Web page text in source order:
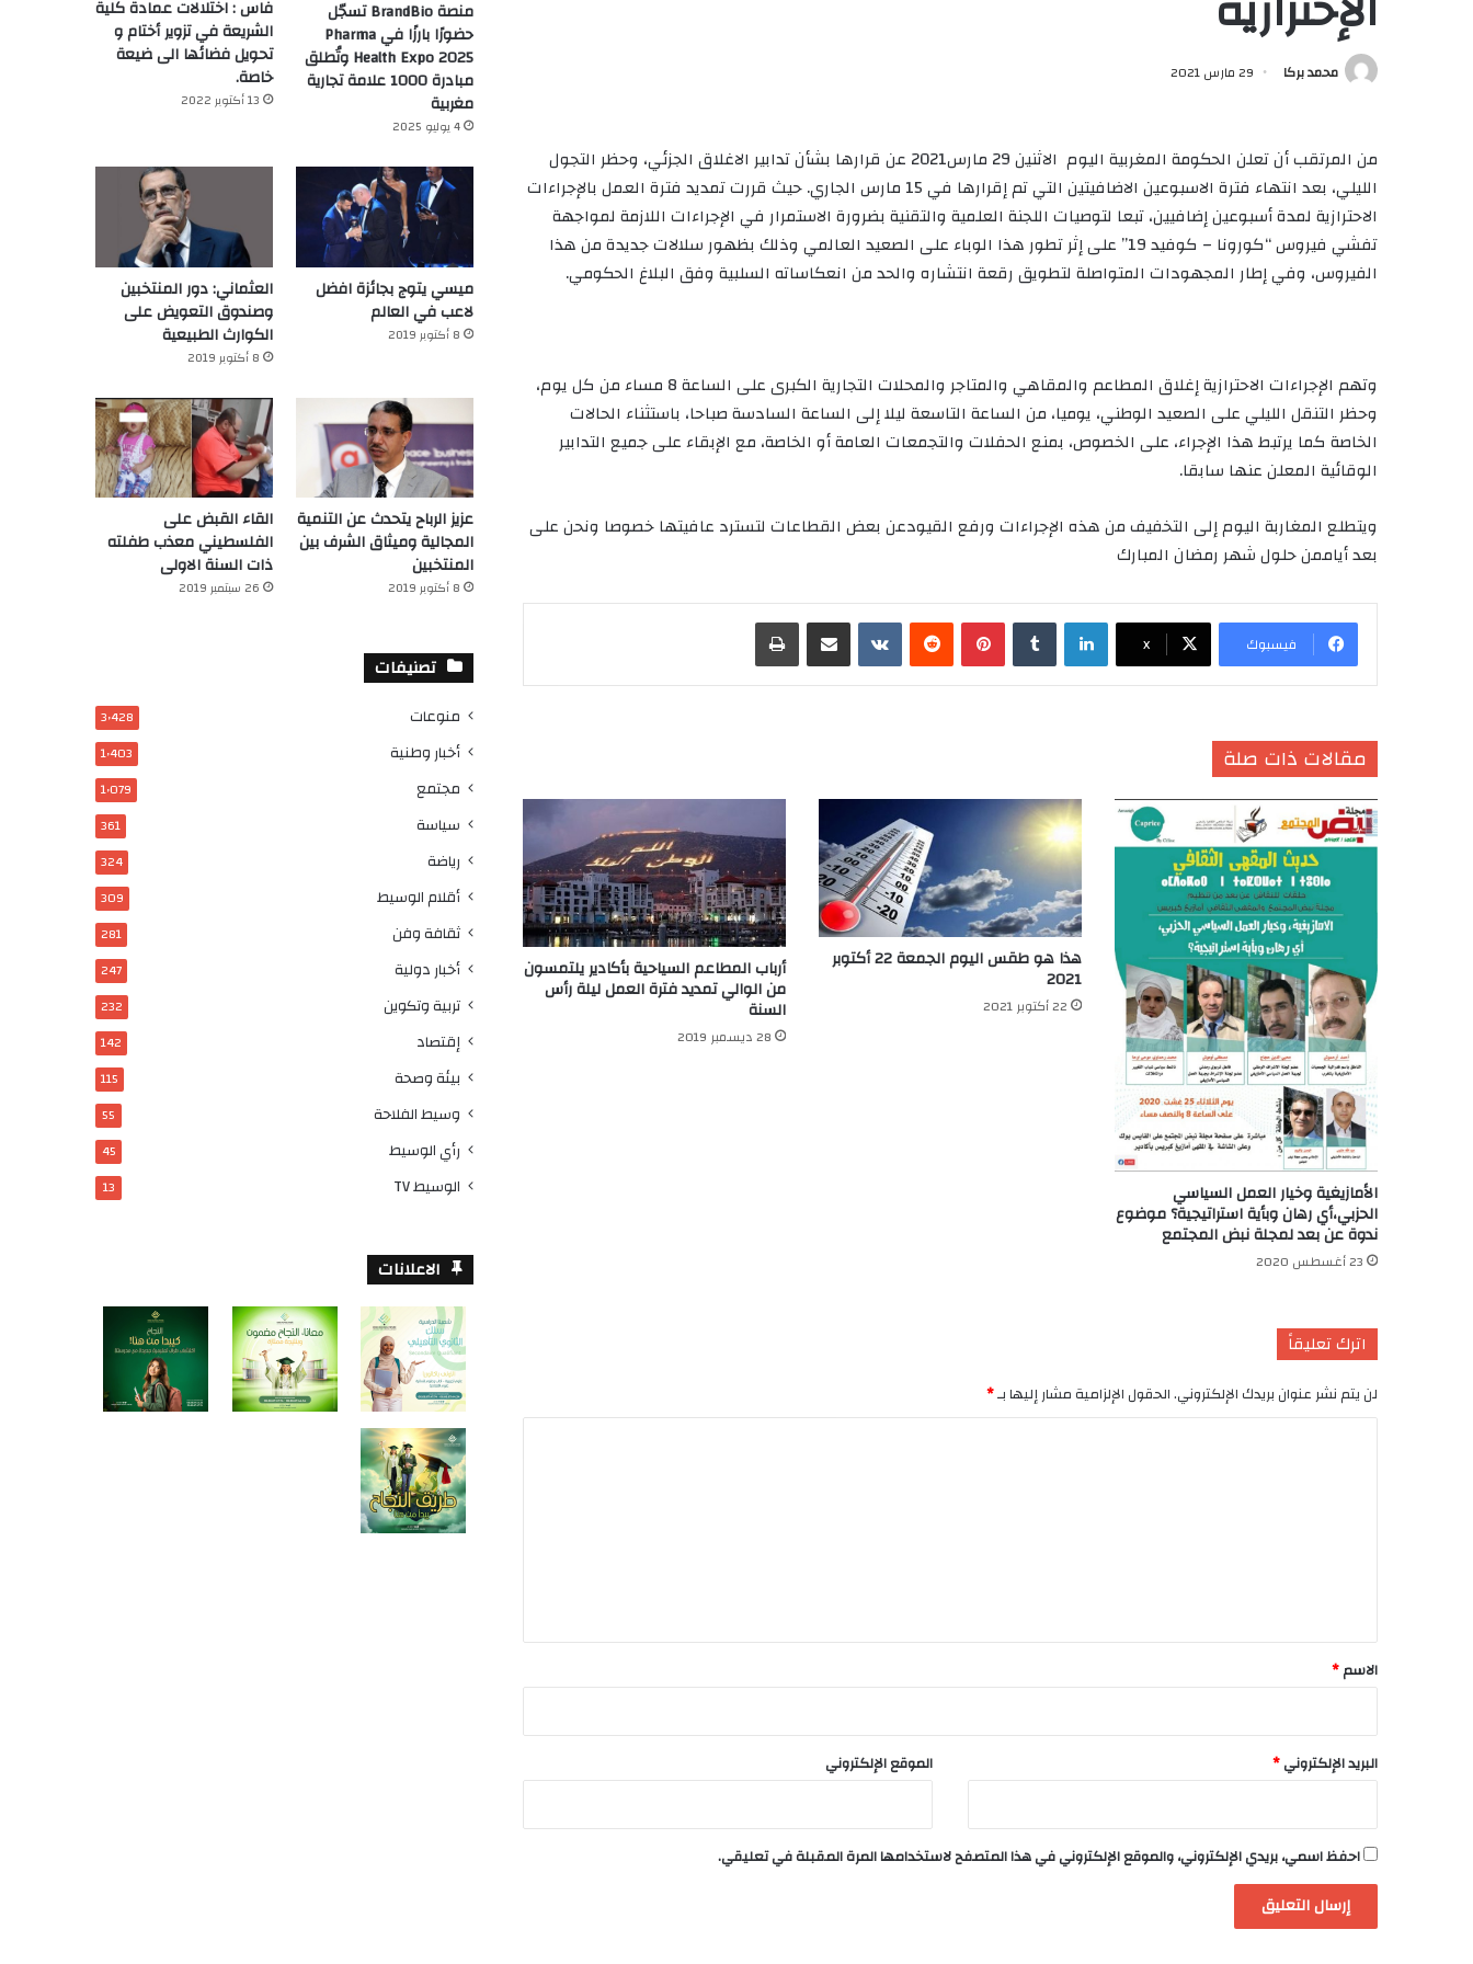
محمد بركا 29 مارس 2021
من المرتقب أن تعلن الحكومة المغربية اليوم الاثنين 29 مارس2021 عن قرارها بشأن تدابير الاغلاق الجزئي، وحظر التجول
الليلي، بعد انتهاء فترة الاسبوعين الاضافيتين التي تم إقرارها في 15 مارس الجاري. حيث قررت ت
مديد فترة العمل بالإجراءات
الاحترازية لمدة أسبوعين إضافيين، تبعا لتوصيات اللجنة العلمية والتقنية بضرورة الاستمرار في الإجراءات اللازمة لمواجهة
تفشي فيروس “كورونا – كوفيد 19” على إثر تطور هذا الوباء على الصعيد العالمي وذلك بظهور سلالات جديدة من هذا
الفيروس، وفي إطار المجهودات المتواصلة لتطويق رقعة انتشاره والحد من انعكاساته السلبية وفق البلاغ الحكومي.
وتهم الإجراءات الاحترازية إغلاق المطاعم والمقاهي والمتاجر والمحلات التجارية الكبرى على الساعة 8 مساء من كل يوم،
وحظر التنقل الليلي على الصعيد الوطني، يوميا، من الساعة التاسعة ليلا إلى الساعة السادسة صباحا، باستثناء الحالات
الخاصة كما يرتبط هذا الإجراء، على الخصوص، بمنع الحفلات والتجمعات العامة أو الخاصة، مع الإبقاء على جميع التدابير
الوقائية المعلن عنها سابقا.
ويتطلع المغاربة اليوم إلى التخفيف من هذه الإجراءات ورفع القيودعن بعض القطاعات لتسترد عافيتها خصوصا ونحن على
بعد أياممن حلول شهر رمضان المبارك
فيسبوك X
لينكدإن بينتيريست
مقالات ذات صلة
الأمازيغية وخيار العمل السياسي
الحزبي،أي رهان وبأية استراتيجية؟ موضوع
ندوة عن بعد لمجلة نبض المجتمع
23 أغسطس 2020
هذا هو طقس اليوم الجمعة 22 أكتوبر
2021
22 أكتوبر 2021
أرباب المطاعم السياحية بأكادير يلتمسون
من الوالي تمديد فترة العمل ليلة رأس
السنة
28 ديسمبر 2019
اترك تعليقاً
لن يتم نشر عنوان بريدك الإلكتروني.الحقول الإلزامية مشار إليها بـ*
*
الاسم*
البريد الإلكتروني* الموقع الإلكتروني
احفظ اسمي، بريدي الإلكتروني، والموقع الإلكتروني في هذا المتصفح لاستخدامها المرة المقبلة في تعليقي.
منصة BrandBio تسجّل
حضورًا بارزًا في Pharma
Health Expo 2025 وتُطلق
مبادرة 1000 علامة تجارية
مغربية
4 يوليو 2025
فاس : اختلالات عمادة كلية
الشريعة في تزوير أختام و
تحويل فضائها الى ضيعة
خاصة.
13 أكتوبر 2022
ميسي يتوج بجائزة افضل
لاعب في العالم‎
8 أكتوبر 2019
العثماني: دور المنتخبين
وصندوق التعويض على
الكوارث الطبيعية
8 أكتوبر 2019
عزيز الرباح يتحدث عن التنمية
المجالية وميثاق الشرف بين
المنتخبين
8 أكتوبر 2019
القاء القبض على
الفلسطيني معذب طفلته
ذات السنة الاولى
26 سبتمبر 2019
تصنيفات
منوعات 3٬428
أخبار وطنية 1٬403
مجتمع 1٬079
سياسة 361
رياضة 324
أقلام الوسيط 309
ثقافة وفن 281
أخبار دولية 247
تربية وتكوين 232
إقتصاد 142
بيئة وصحة 115
وسيط الفلاحة 55
رأي الوسيط 45
الوسيط TV 13
الاعلانات